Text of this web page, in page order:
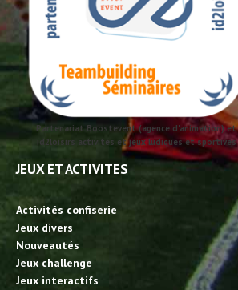
Partenariat Boostevent (agence d'animation) et
id2loisirs activités et jeux ludiques et sportives
JEUX ET ACTIVITES
Activités confiserie
Jeux divers
Nouveautés
Jeux challenge
Jeux interactifs